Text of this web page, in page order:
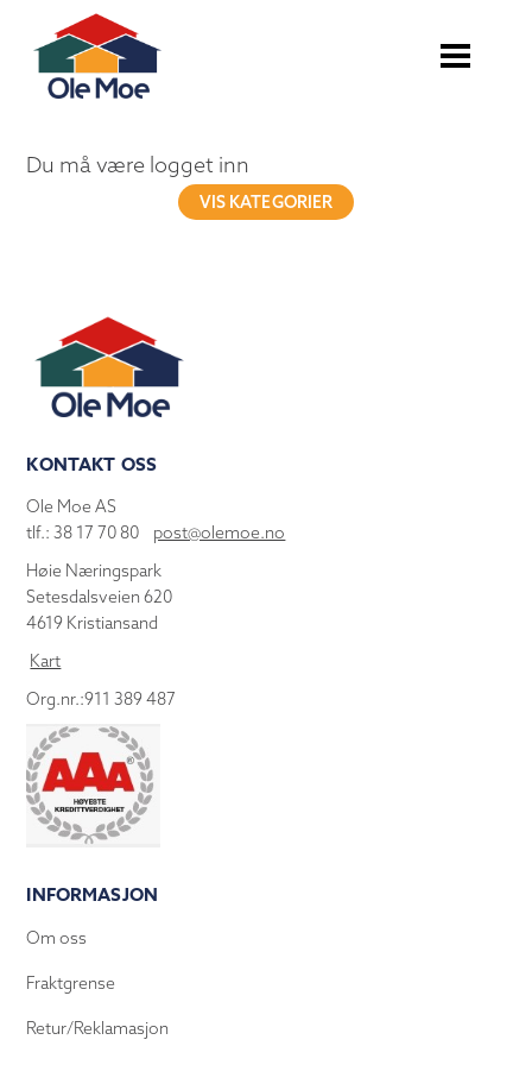
Du må være logget inn
VIS KATEGORIER
KONTAKT OSS
Ole Moe AS
tlf.: 38 17 70 80 post@olemoe.no
Høie Næringspark
Setesdalsveien 620
4619 Kristiansand
Kart
Org.nr.:911 389 487
INFORMASJON
Om oss
Fraktgrense
Retur/Reklamasjon